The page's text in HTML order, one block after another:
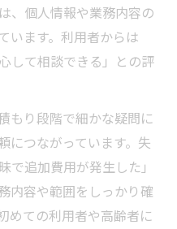
、個人情報や業務内容の
います。利用者からは
して相談できる」との評
もり段階で細かな疑問に
につながっています。失
で追加費用が発生した」
内容や範囲をしっかり確
めての利用者や高齢者に